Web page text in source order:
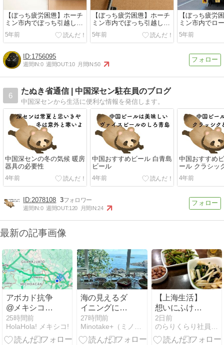
【ぼっち疲労困憊】ホーチ
ミン市内でぼっち引越しし
てみた。その4
5年前
【ぼっち疲労困憊】ホーチ
ミン市内でぼっち引越しし
てみた。その３
5年前
【ぼっち疲労
ミン市内でロ
をしてみた。
5年前
1756095
週間IN:0 週間OUT:10 月間IN:50
6
たぬき省通信 | 中国深セン駐在員のブログ
中国深センから生活に便利な情報を発信します。
中国深センの冬の気候 暖房
器具の必要性
4年前
中国おすすめビール 白青島
ビール
4年前
中国おすすめ
ール クラシッ
ル ライト
4年前
2078108 3
週間IN:0 週間OUT:120 月間IN:24
最新の記事画像
アボカド抗争
@メキシコ・
ミチョアカン
25時間前
HolaHola! メキシコ!
海の見えるダ
イニングに癒
される
27時間前
Minotake+（ミノタケプラス）in Boston
【上海生活】
想いにふける
日式居酒屋
2日前
のらりくらり社員の海外駐在ブログ